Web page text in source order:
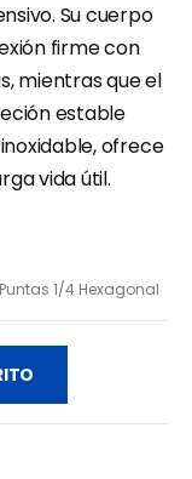
Su cuerpo
firme con
mientras que el
estable
ofrece
vida útil.
1/4 Hexagonal